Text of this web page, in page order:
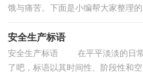
饿与痛苦。下面是小编帮大家整理
安全生产标语
安全生产标语 在平平淡淡的日常
了吧，标语以其时间性、阶段性和